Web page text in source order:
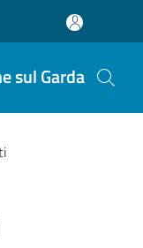
sul Garda